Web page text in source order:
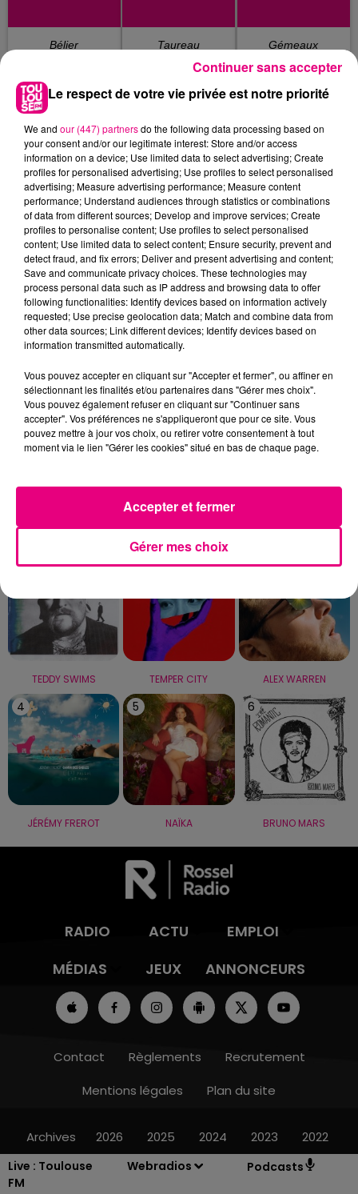
Live : Toulouse
FM
Webradios Podcasts
Bélier Taureau Gémeaux
Cancer Lion Vierge
Balance Scorpion Sagittaire
LE TOP
1
TEDDY SWIMS
2
TEMPER CITY
3
ALEX WARREN
4
JÉRÉMY FREROT
5
NAÏKA
6
BRUNO MARS
RADIO ACTU
EMPLOI
MÉDIAS
JEUX ANNONCEURS
Contact Règlements
Recrutement
Mentions légales
Plan du site
Archives 2026 2025 2024 2023 2022
Le respect de votre vie privée est notre priorité
We and our (447) partnersdo the following data processing based on
your consent and/or our legitimate interest: Store and/or access
information on a device; Use limited data to select advertising; Create
profiles for personalised advertising; Use profiles to select personalised
advertising; Measure advertising performance; Measure content
performance; Understand audiences through statistics or combinations
of data from different sources; Develop and improve services; Create
profiles to personalise content; Use profiles to select personalised
content; Use limited data to select content; Ensure security, prevent and
detect fraud, and fix errors; Deliver and present advertising and content;
Save and communicate privacy choices. These technologies may
process personal data such as IP address and browsing data to offer
following functionalities: Identify devices based on information actively
requested; Use precise geolocation data; Match and combine data from
other data sources; Link different devices; Identify devices based on
information transmitted automatically.
Vous pouvez accepter en cliquant sur "Accepter et fermer", ou affiner en
sélectionnant les finalités et/ou partenaires dans "Gérer mes choix".
Vous pouvez également refuser en cliquant sur "Continuer sans
accepter". Vos préférences ne s'appliqueront que pour ce site. Vous
pouvez mettre à jour vos choix, ou retirer votre consentement à tout
moment via le lien "Gérer les cookies" situé en bas de chaque page.
Gérer mes choix
Accepter et fermer
Continuer sans accepter